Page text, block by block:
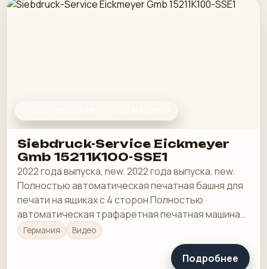
Siebdruck-Service Eickmeyer
Gmb 15211K100-SSE1
2022 года выпуска, new. 2022 года выпуска, new.
Полностью автоматическая печатная башня для
печати на ящиках с 4 сторон Полностью
автоматическая трафаретная печатная машина
для ротационной печати с
электропневматическим…
Германия Видео
Подробнее